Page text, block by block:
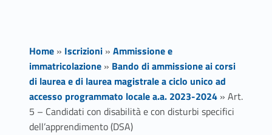
Home» Iscrizioni» Ammissione e
immatricolazione» Bando di ammissione ai corsi
di laurea e di laurea magistrale a ciclo unico ad
accesso programmato locale a.a. 2023-2024» Art.
5 – Candidati con disabilità e con disturbi specifici
dell’apprendimento (DSA)